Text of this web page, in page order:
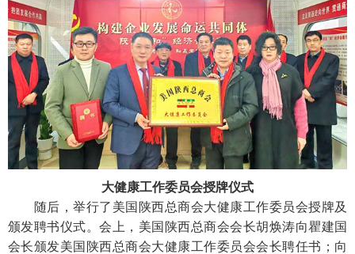
大健康工作委员会授牌仪式
随后，举行了美国陕西总商会大健康工作委员会授牌及
颁发聘书仪式。会上，美国陕西总商会会长胡焕涛向瞿建国
会长颁发美国陕西总商会大健康工作委员会会长聘任书；向